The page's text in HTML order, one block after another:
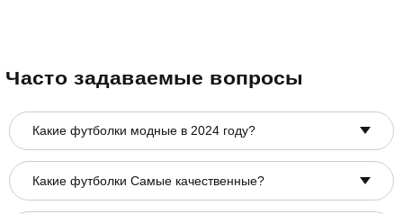
Часто задаваемые вопросы
Какие футболки модные в 2024 году?
Какие футболки Самые качественные?